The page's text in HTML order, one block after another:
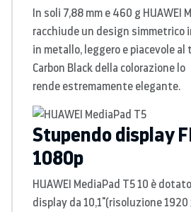
In soli 7,88 mm e 460 g HUAWEI
racchiude un design simmetrico
in metallo, leggero e piacevole
Carbon Black della colorazione lo
rende estremamente elegante.
Stupendo display
1080p
HUAWEI MediaPad T5 10 è
display da 10,1"(risoluzione 1920